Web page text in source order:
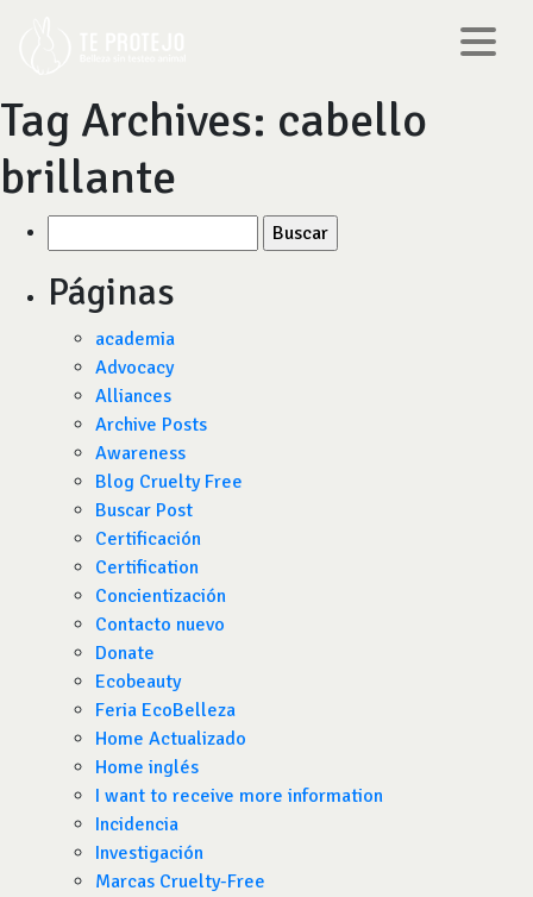
Tag Archives: cabello
brillante
por:
Páginas
academia
Advocacy
Alliances
Archive Posts
Awareness
Blog Cruelty Free
Buscar Post
Certificación
Certification
Concientización
Contacto nuevo
Donate
Ecobeauty
Feria EcoBelleza
Home Actualizado
Home inglés
I want to receive more information
Incidencia
Investigación
Marcas Cruelty-Free